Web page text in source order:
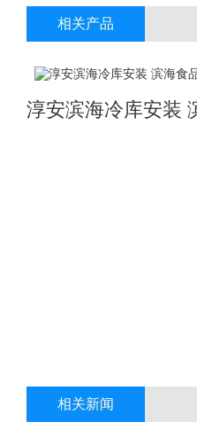
相关产品
淳安滨海冷库安装
相关新闻